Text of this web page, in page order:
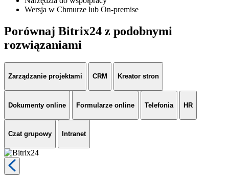
Wersja w Chmurze lub On-premise
Porównaj Bitrix24 z podobnymi
rozwiązaniami
Zarządzanie projektami CRM Kreator stron
Dokumenty online Formularze online Telefonia HR
Czat grupowy Intranet